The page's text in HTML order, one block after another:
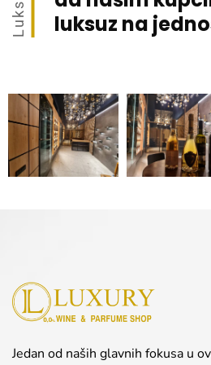
luksuz na
Jedan od naših glavnih fokusa u